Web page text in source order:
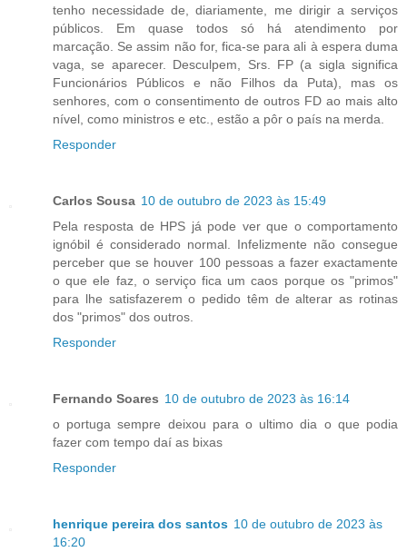
tenho necessidade de, diariamente, me dirigir a serviços
públicos. Em quase todos só há atendimento por
marcação. Se assim não for, fica-se para ali à espera duma
vaga, se aparecer. Desculpem, Srs. FP (a sigla significa
Funcionários Públicos e não Filhos da Puta), mas os
senhores, com o consentimento de outros FD ao mais alto
nível, como ministros e etc., estão a pôr o país na merda.
Responder
Carlos Sousa 10 de outubro de 2023 às 15:49
Pela resposta de HPS já pode ver que o comportamento
ignóbil é considerado normal. Infelizmente não consegue
perceber que se houver 100 pessoas a fazer exactamente
o que ele faz, o serviço fica um caos porque os "primos"
para lhe satisfazerem o pedido têm de alterar as rotinas
dos "primos" dos outros.
Responder
Fernando Soares 10 de outubro de 2023 às 16:14
o portuga sempre deixou para o ultimo dia o que podia
fazer com tempo daí as bixas
Responder
henrique pereira dos santos 10 de outubro de 2023 às
16:20